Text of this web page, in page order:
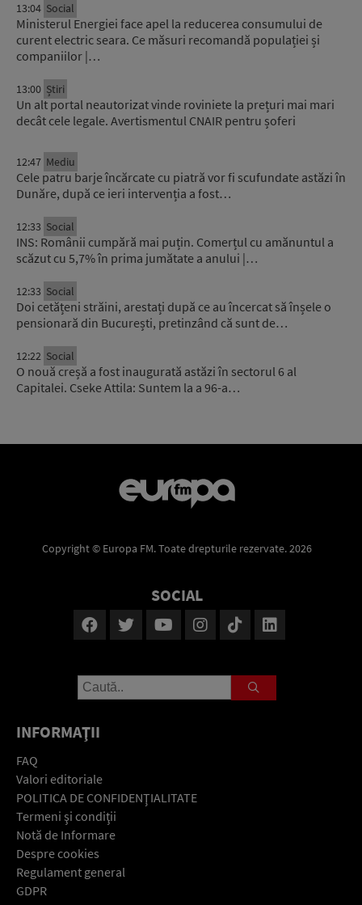
13:04 Social
Ministerul Energiei face apel la reducerea consumului de
curent electric seara. Ce măsuri recomandă populației și
companiilor |…
13:00 Știri
Un alt portal neautorizat vinde roviniete la prețuri mai mari
decât cele legale. Avertismentul CNAIR pentru șoferi
12:47 Mediu
Cele patru barje încărcate cu piatră vor fi scufundate astăzi în
Dunăre, după ce ieri intervenția a fost…
12:33 Social
INS: Românii cumpără mai puțin. Comerțul cu amănuntul a
scăzut cu 5,7% în prima jumătate a anului |…
12:33 Social
Doi cetățeni străini, arestați după ce au încercat să înșele o
pensionară din București, pretinzând că sunt de…
12:22 Social
O nouă creșă a fost inaugurată astăzi în sectorul 6 al
Capitalei. Cseke Attila: Suntem la a 96-a…
Copyright © Europa FM. Toate drepturile rezervate. 2026
SOCIAL
INFORMAŢII
FAQ
Valori editoriale
POLITICA DE CONFIDENŢIALITATE
Termeni şi condiţii
Notă de Informare
Despre cookies
Regulament general
GDPR